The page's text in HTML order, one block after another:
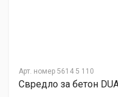
Арт. номер 5614 5 110
Свредло за бетон